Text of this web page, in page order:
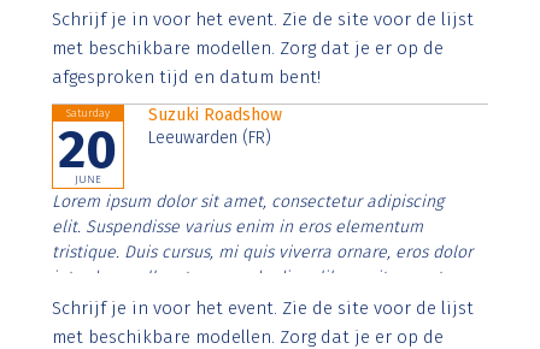
Aenean faucibus nibh et justo cursus id rutrum lorem
imperdiet. Nunc ut sem vitae risus tristique posuere.
Schrijf je in voor het event. Zie de site voor de lijst
met beschikbare modellen. Zorg dat je er op de
afgesproken tijd en datum bent!
Saturday
20
JUNE
Suzuki Roadshow
Leeuwarden (FR)
Lorem ipsum dolor sit amet, consectetur adipiscing
elit. Suspendisse varius enim in eros elementum
tristique. Duis cursus, mi quis viverra ornare, eros dolor
interdum nulla, ut commodo diam libero vitae erat.
Aenean faucibus nibh et justo cursus id rutrum lorem
imperdiet. Nunc ut sem vitae risus tristique posuere.
Schrijf je in voor het event. Zie de site voor de lijst
met beschikbare modellen. Zorg dat je er op de